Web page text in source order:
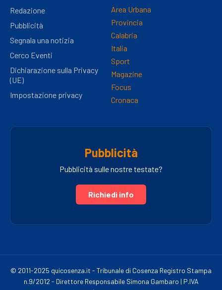
Redazione
Pubblicità
Segnala una notizia
Cerco Eventi
Dichiarazione sulla Privacy
(UE)
Impostazione privacy
Area Urbana
Provincia
Calabria
Italia
Sport
Magazine
Focus
Cronaca
Pubblicità
Pubblicità sulle nostre testate?
Richiedi info
© 2011-2025 quicosenza.it - Tribunale di Cosenza Registro Stampa
n.9/2012 - Direttore Responsabile Simona Gambaro | P.IVA